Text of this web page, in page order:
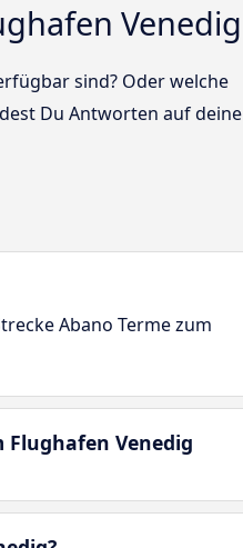
Venedig
sind? Oder welche
Du Antworten auf deine
Abano Terme zum
Flughafen Venedig